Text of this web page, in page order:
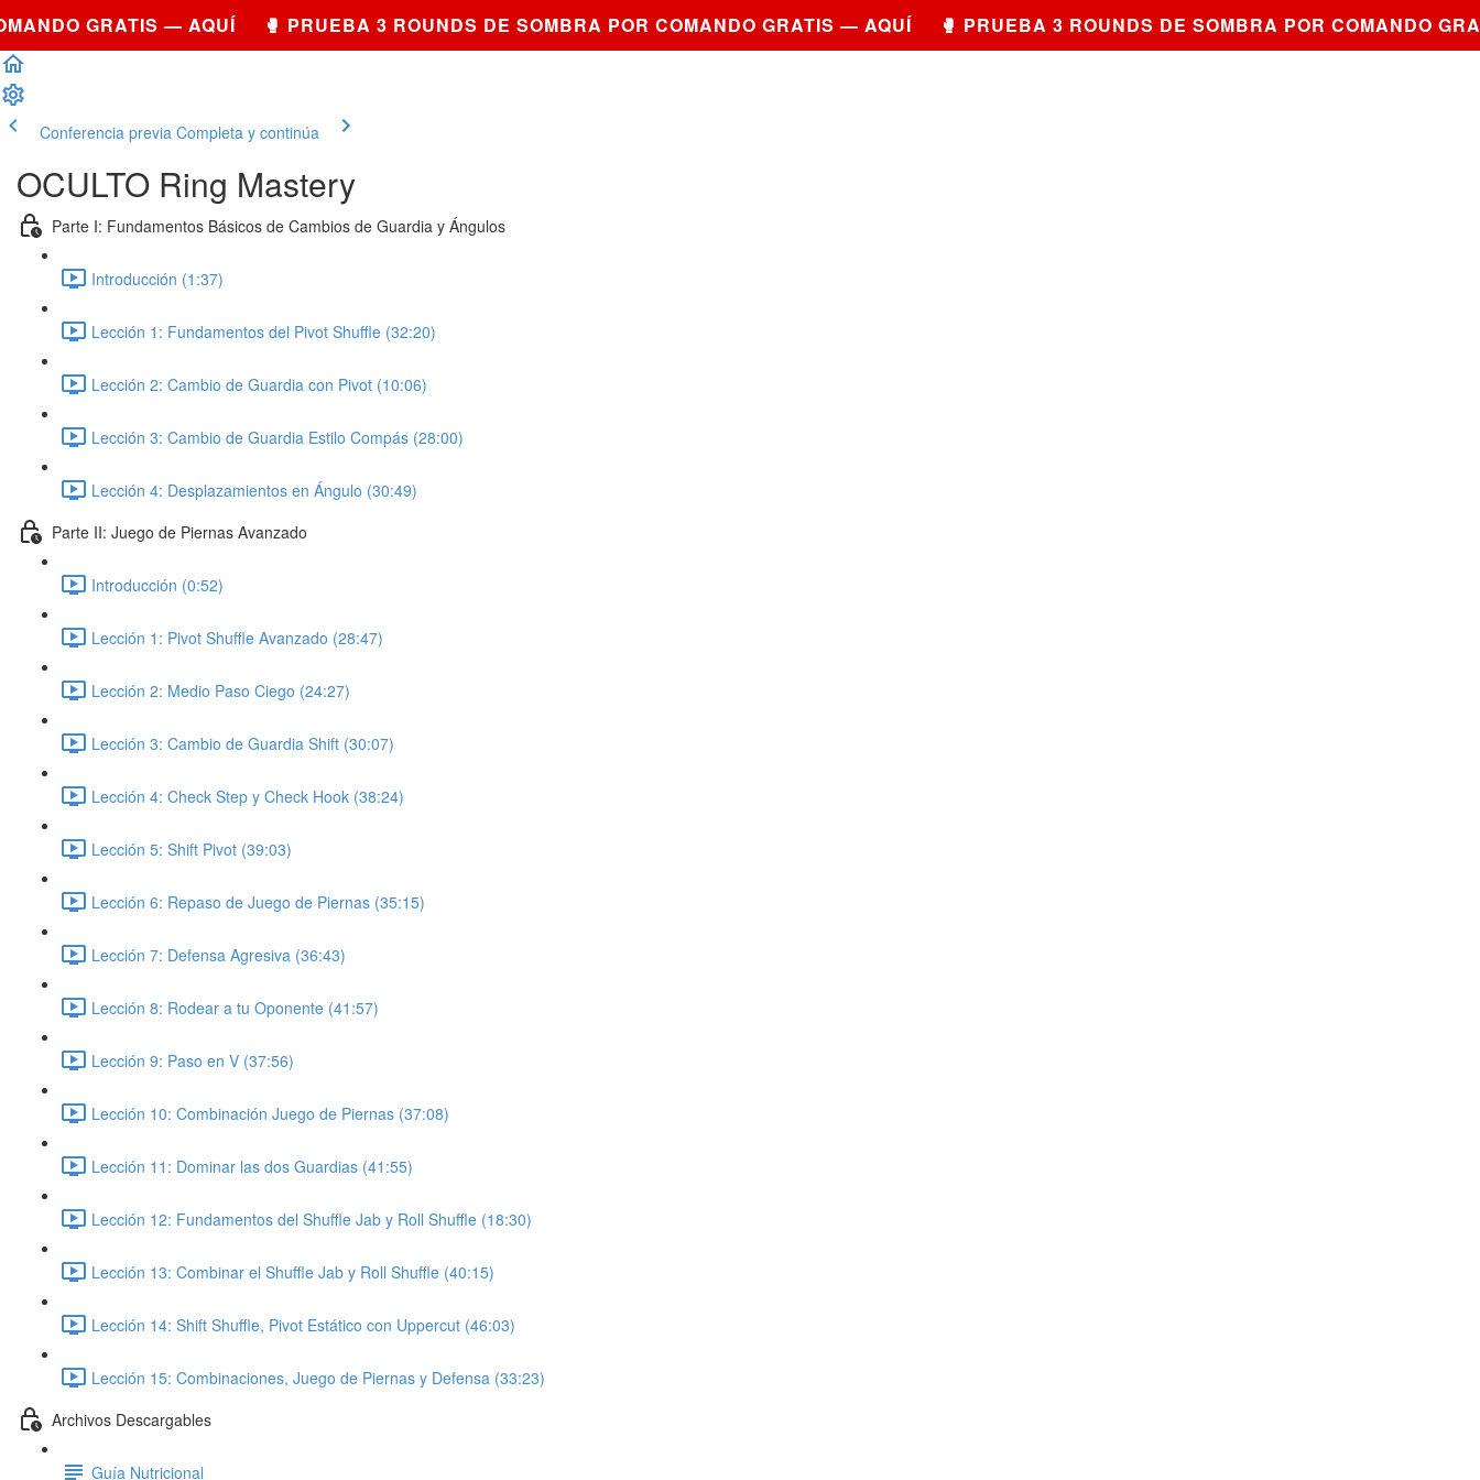
GRATIS — AQUÍ 🥊 PRUEBA 3 ROUNDS DE SOMBRA POR COMANDO GRATIS — AQUÍ 🥊 PRUEBA 3 ROUNDS DE SOMBRA POR COMANDO
Conferencia previa Completa y continúa
OCULTO Ring Mastery
Parte I: Fundamentos Básicos de Cambios de Guardia y Ángulos
Introducción (1:37)
Lección 1: Fundamentos del Pivot Shuffle (32:20)
Lección 2: Cambio de Guardia con Pivot (10:06)
Lección 3: Cambio de Guardia Estilo Compás (28:00)
Lección 4: Desplazamientos en Ángulo (30:49)
Parte II: Juego de Piernas Avanzado
Introducción (0:52)
Lección 1: Pivot Shuffle Avanzado (28:47)
Lección 2: Medio Paso Ciego (24:27)
Lección 3: Cambio de Guardia Shift (30:07)
Lección 4: Check Step y Check Hook (38:24)
Lección 5: Shift Pivot (39:03)
Lección 6: Repaso de Juego de Piernas (35:15)
Lección 7: Defensa Agresiva (36:43)
Lección 8: Rodear a tu Oponente (41:57)
Lección 9: Paso en V (37:56)
Lección 10: Combinación Juego de Piernas (37:08)
Lección 11: Dominar las dos Guardias (41:55)
Lección 12: Fundamentos del Shuffle Jab y Roll Shuffle (18:30)
Lección 13: Combinar el Shuffle Jab y Roll Shuffle (40:15)
Lección 14: Shift Shuffle, Pivot Estático con Uppercut (46:03)
Lección 15: Combinaciones, Juego de Piernas y Defensa (33:23)
Archivos Descargables
Guía Nutricional